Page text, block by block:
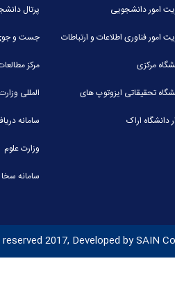
امور دانشجویی
امور فناوری اطلاعات و ارتباطات
مرکزی
تحقیقاتی ایزوتوپ های
دانشگاه اراک
پرتال
جست و
مرکز
المللی
سامانه
وزارت علوم
سامانه
2017, Developed bySAIN Co